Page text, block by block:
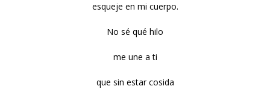
esqueje en mi cuerpo.
No sé qué hilo
me une a ti
que sin estar cosida